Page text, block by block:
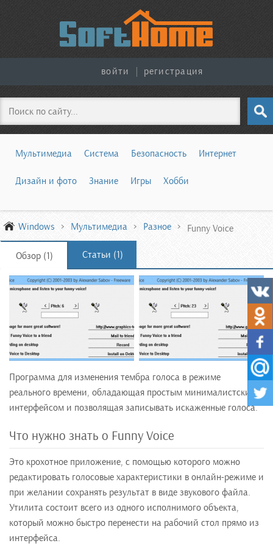
войти регистрация
Поиск
Мультимедиа Система Безопасность Интернет
Дизайн и фото Знание Игры Хобби
Windows Мультимедиа Разное Funny Voice
Обзор (1) Статьи (1)
Программа для изменения тембра голоса в режиме
реального времени, обладающая простым минималистским
интерфейсом и позволящая записывать искаженные голоса.
Что нужно знать о Funny Voice
Это крохотное приложение, с помощью которого можно
редактировать голосовые характеристики в онлайн-режиме и
при желании сохранять результат в виде звукового файла.
Утилита состоит всего из одного исполнимого объекта,
который можно быстро перенести на рабочий стол прямо из
интерфейса.